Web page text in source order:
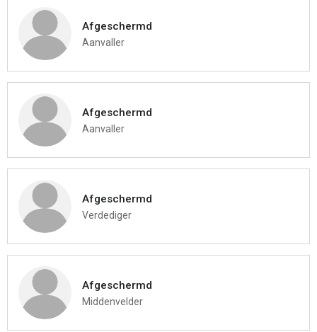
Afgeschermd
Aanvaller
Afgeschermd
Aanvaller
Afgeschermd
Verdediger
Afgeschermd
Middenvelder